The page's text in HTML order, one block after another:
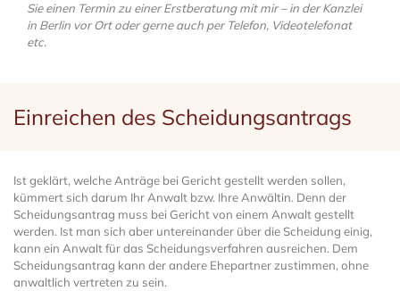
Sie einen Termin zu einer Erstberatung mit mir – in der Kanzlei
in Berlin vor Ort oder gerne auch per Telefon, Videotelefonat
etc.
Einreichen des Scheidungsantrags
Ist geklärt, welche Anträge bei Gericht gestellt werden sollen,
kümmert sich darum Ihr Anwalt bzw. Ihre Anwältin. Denn der
Scheidungsantrag muss bei Gericht von einem Anwalt gestellt
werden. Ist man sich aber untereinander über die Scheidung einig,
kann ein Anwalt für das Scheidungsverfahren ausreichen. Dem
Scheidungsantrag kann der andere Ehepartner zustimmen, ohne
anwaltlich vertreten zu sein.